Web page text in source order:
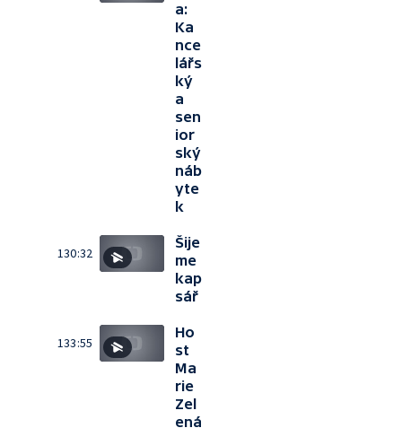
a:
Ka
nce
lářs
ký
a
sen
ior
ský
náb
yte
k
130:32
Šije
me
kap
sář
133:55
Ho
st
Ma
rie
Zel
ená